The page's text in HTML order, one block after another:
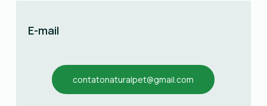
E-mail
contatonaturalpet@gmail.com